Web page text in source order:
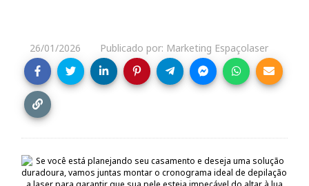
26/01/2026 Publicado por: Marketing Espaçolaser